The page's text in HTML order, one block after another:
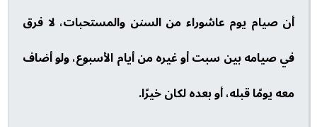
أن صيام يوم عاشوراء من السنن والمستحبات، لا فرق
في صيامه بين سبت أو غيره من أيام الأسبوع، ولو أضاف
معه يومًا قبله، أو بعده لكان خيرًا.